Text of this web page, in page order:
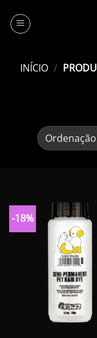
content
INÍCIO /
-18%